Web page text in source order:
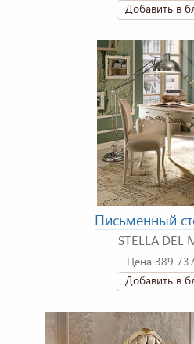
Добавить в
Письменный
STELLA DEL
Цена 389
Добавить в